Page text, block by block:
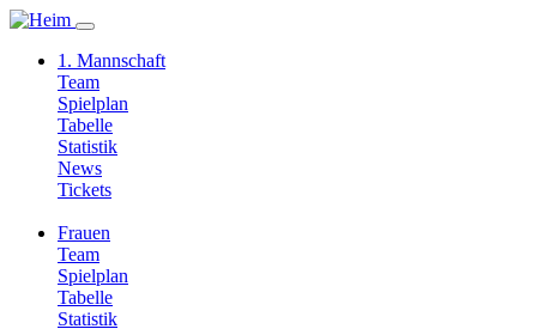
1. Mannschaft
Team
Spielplan
Tabelle
Statistik
News
Tickets
Frauen
Team
Spielplan
Tabelle
Statistik